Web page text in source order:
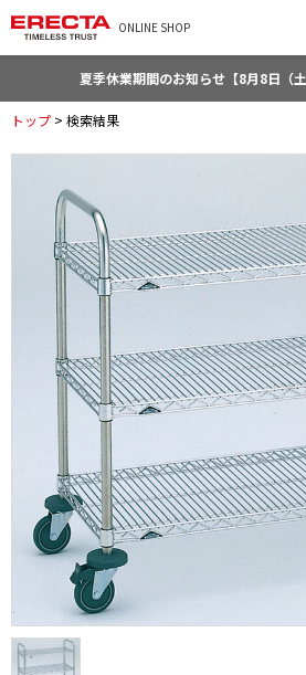
ONLINE SHOP
夏季休業期間のお知らせ【8月8日（
トップ > 検索結果